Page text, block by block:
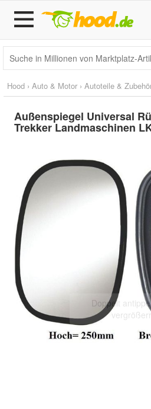
Hood › Auto & Motor › Autoteile &
Außenspiegel Universal
Trekker Landmaschinen
Doppelt